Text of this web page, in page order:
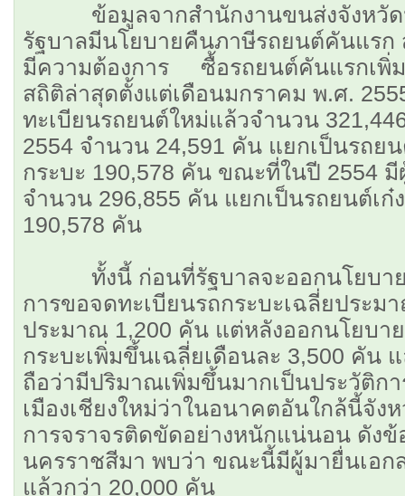
ข้อมูลจากสำนักงานขนส่งจังหวัด
รัฐบาลมีนโยบายคืนภาษีรถยนต์คันแรก
มีความต้องการ ซื้อรถยนต์คันแรกเพิ่ม
สถิติล่าสุดตั้งแต่เดือนมกราคม พ.ศ.
ทะเบียนรถยนต์ใหม่แล้วจำนวน
2554 จำนวน 24,591 คัน แยกเป็นรถย
กระบะ 190,578 คัน ขณะที่ในปี 2554
จำนวน 296,855 คัน แยกเป็นรถยนต์เก๋
190,578 คัน
ทั้งนี้ ก่อนที่รัฐบาลจะออกนโยบา
การขอจดทะเบียนรถกระบะเฉลี่ยประม
ประมาณ 1,200 คัน แต่หลังออกนโยบา
กระบะเพิ่มขึ้นเฉลี่ยเดือนละ 3,500 คัน
ถือว่ามีปริมาณเพิ่มขึ้นมากเป็นประวัติก
เมืองเชียงใหม่ว่าในอนาคตอันใกล้นี้จัง
การจราจรติดขัดอย่างหนักแน่นอน ดัง
นครราชสีมา พบว่า ขณะนี้มีผู้มายื่นเอก
แล้วกว่า 20,000 คัน